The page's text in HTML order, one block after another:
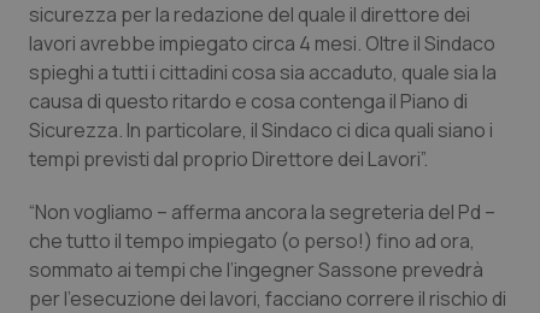
Quotidiano Chirurgia
Quotidiano Oncologia
Quotidiano Pediatria
Rene & patologie urogenitali
Salute orale & impianti
sicurezza per la redazione del quale il direttore dei
lavori avrebbe impiegato circa 4 mesi. Oltre il Sindaco
spieghi a tutti i cittadini cosa sia accaduto, quale sia la
causa di questo ritardo e cosa contenga il Piano di
Sicurezza. In particolare, il Sindaco ci dica quali siano i
tempi previsti dal proprio Direttore dei Lavori”.
“Non vogliamo – afferma ancora la segreteria del Pd –
che tutto il tempo impiegato (o perso!) fino ad ora,
sommato ai tempi che l’ingegner Sassone prevedrà
per l’esecuzione dei lavori, facciano correre il rischio di